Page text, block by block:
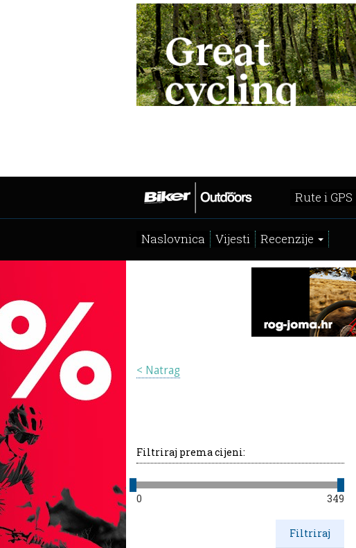
Rute i GPS
Naslovnica Vijesti Recenzije
< Natrag
Filtriraj prema cijeni:
0 349